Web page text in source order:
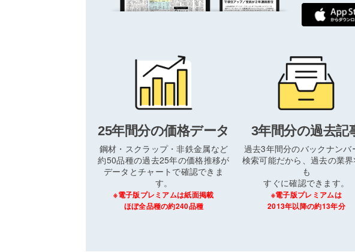
25年間分の価格データ
鋼材・スクラップ・非鉄金属など
約50品種の過去25年の価格推移が
データとチャートで確認できま
す。
※電子版プレミアムは紙面掲載
ほぼ全品種の約240品種
3年間分の過去記
過去3年間分のバックナンバ
検索可能だから、過去の業
も
すぐに確認できます。
※電子版プレミアムは
2013年以降の約13年分